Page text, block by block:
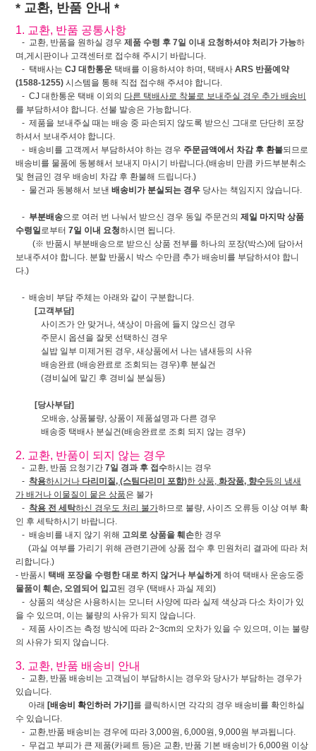
* 교환, 반품 안내 *
1. 교환, 반품 공통사항
- 교환, 반품을 원하실 경우 제품 수령 후 7일 이내 요청하셔야 처리가 가능하
며,게시판이나 고객센터로 접수해 주시기 바랍니다.
- 택배사는 CJ 대한통운 택배를 이용하셔야 하며, 택배사 ARS 반품예약
(1588-1255) 시스템을 통해 직접 접수해 주셔야 합니다.
- CJ 대한통운 택배 이외의 다른 택배사로 착불로 보내주실 경우 추가 배송비
를 부담하셔야 합니다. 선불 발송은 가능합니다.
- 제품을 보내주실 때는 배송 중 파손되지 않도록 받으신 그대로 단단히 포장
하셔서 보내주셔야 합니다.
- 배송비를 고객께서 부담하셔야 하는 경우 주문금액에서 차감 후 환불되므로
배송비를 물품에 동봉해서 보내지 마시기 바랍니다.(배송비 만큼 카드부분취소
및 현금인 경우 배송비 차감 후 환불해 드립니다.)
- 물건과 동봉해서 보낸 배송비가 분실되는 경우 당사는 책임지지 않습니다.
- 부분배송으로 여러 번 나눠서 받으신 경우 동일 주문건의 제일 마지막 상품
수령일로부터 7일 이내 요청하시면 됩니다.
(※ 반품시 부분배송으로 받으신 상품 전부를 하나의 포장(박스)에 담아서
보내주셔야 합니다. 분할 반품시 박스 수만큼 추가 배송비를 부담하셔야 합니
다.)
- 배송비 부담 주체는 아래와 같이 구분합니다.
[고객부담]
사이즈가 안 맞거나, 색상이 마음에 들지 않으신 경우
주문시 옵션을 잘못 선택하신 경우
실밥 일부 미제거된 경우, 새상품에서 나는 냄새등의 사유
배송완료 (배송완료로 조회되는 경우)후 분실건
(경비실에 맡긴 후 경비실 분실등)
[당사부담]
오배송, 상품불량, 상품이 제품설명과 다른 경우
배송중 택배사 분실건(배송완료로 조회 되지 않는 경우)
2. 교환, 반품이 되지 않는 경우
- 교환, 반품 요청기간 7일 경과 후 접수하시는 경우
- 착용하시거나 다리미질, (스팀다리미 포함)한 상품, 화장품, 향수등의 냄새
가 배거나 이물질이 뭍은 상품은 불가
- 착용 전 세탁하신 경우도 처리 불가하므로 불량, 사이즈 오류등 이상 여부 확
인 후 세탁하시기 바랍니다.
- 배송비를 내지 않기 위해 고의로 상품을 훼손한 경우
(과실 여부를 가리기 위해 관련기관에 상품 접수 후 민원처리 결과에 따라 처
리합니다.)
- 반품시 택배 포장을 수령한 대로 하지 않거나 부실하게 하여 택배사 운송도중
물품이 훼손, 오염되어 입고된 경우 (택배사 과실 제외)
- 상품의 색상은 사용하시는 모니터 사양에 따라 실제 색상과 다소 차이가 있
을 수 있으며, 이는 불량의 사유가 되지 않습니다.
- 제품 사이즈는 측정 방식에 따라 2~3cm의 오차가 있을 수 있으며, 이는 불량
의 사유가 되지 않습니다.
3. 교환, 반품 배송비 안내
- 교환, 반품 배송비는 고객님이 부담하시는 경우와 당사가 부담하는 경우가
있습니다.
아래 [배송비 확인하러 가기] 를 클릭하시면 각각의 경우 배송비를 확인하실
수 있습니다.
- 교환,반품 배송비는 경우에 따라 3,000원, 6,000원, 9,000원 부과됩니다.
- 무겁고 부피가 큰 제품(카페트 등)은 교환, 반품 기본 배송비가 6,000원 이상